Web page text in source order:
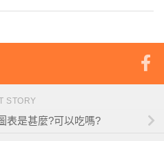
STORY
表是甚麼?可以吃嗎?